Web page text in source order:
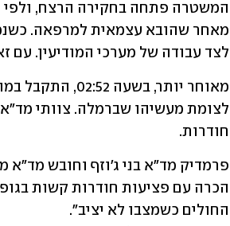
לצד עבודה של מערכי המודיעין. עם
חודרות.
החולים כשמצבו לא יציב".